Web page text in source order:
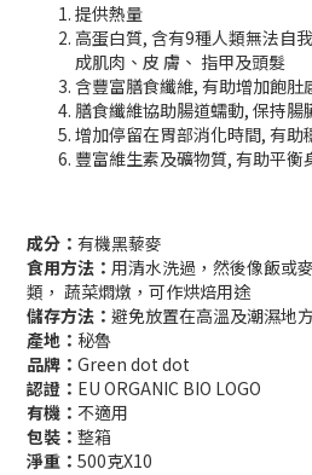
提供熱量
高蛋白質, 含有9種人類無法自
成肌肉、皮 膚、 指甲及頭髮
含豐富膳食纖維, 有助增加飽
膳食纖維協助腸道蠕動, 保持腸
增加停留在胃部消化時間, 有助
豐富維生素及礦物質, 有助平衡
成分： 有機黑藜麥
食用方法： 用清水洗過，然後像飯或
類， 蔬菜燜燉，可作烘焙用途
儲存方法： 避免放置在高溫及潮濕地
產地： 秘魯
品牌： Green dot dot
認證： EU ORGANIC BIO LOGO
有機： 不適用
包裝： 整箱
淨重： 500克X10